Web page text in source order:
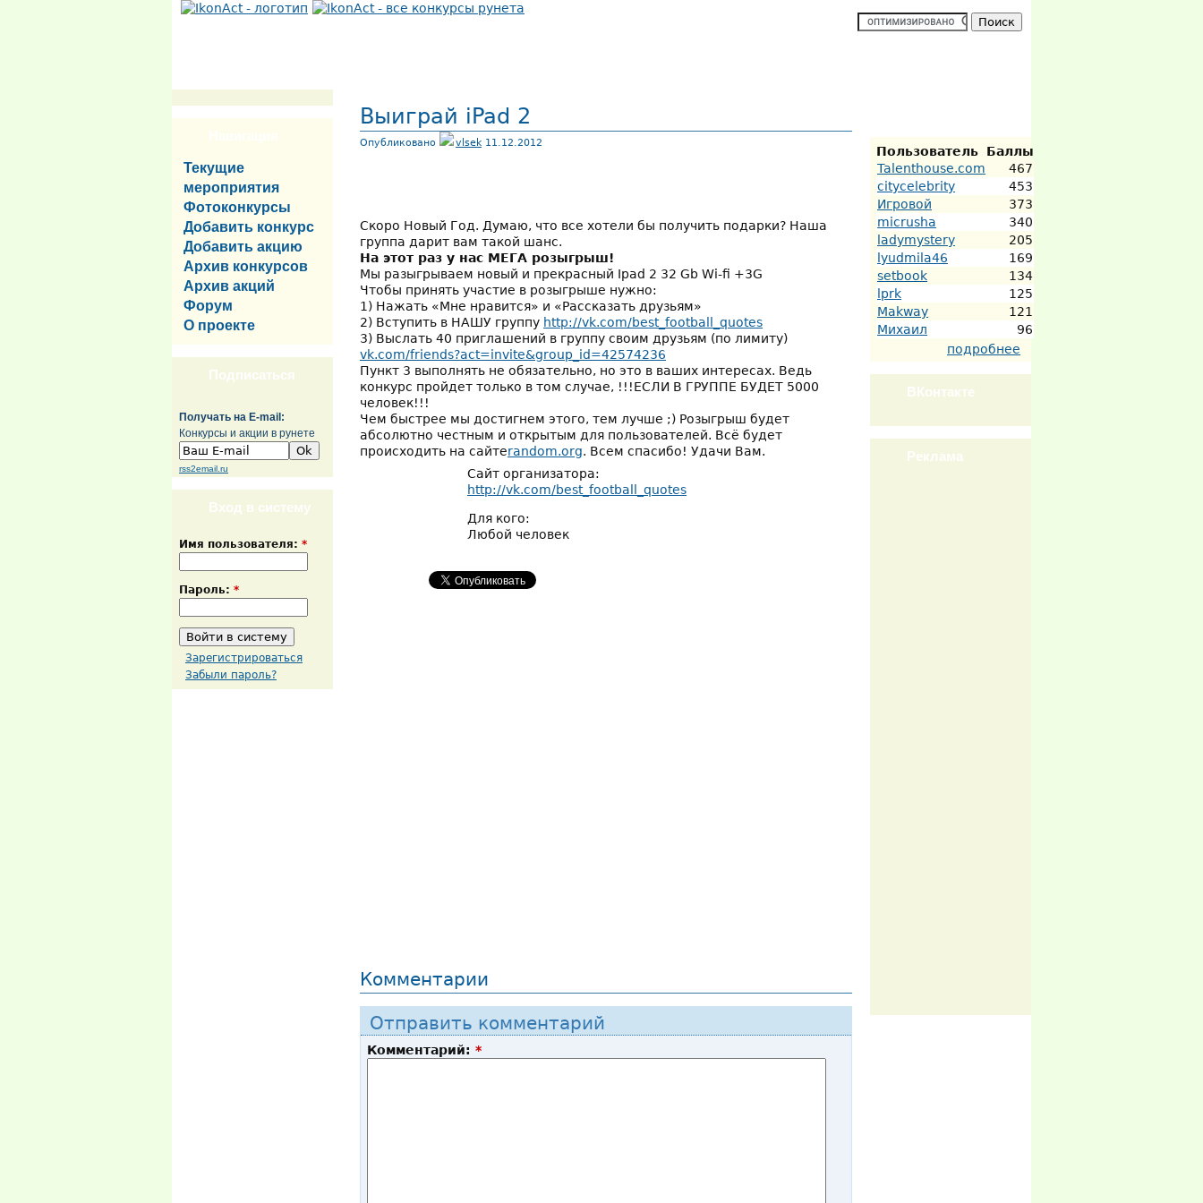
Выиграй iPad 2
Опубликовано vlsek 11.12.2012
Скоро Новый Год. Думаю, что все хотели бы получить подарки? Наша
группа дарит вам такой шанс.
На этот раз у нас МЕГА розыгрыш!
Мы разыгрываем новый и прекрасный Ipad 2 32 Gb Wi-fi +3G
Чтобы принять участие в розыгрыше нужно:
1) Нажать «Мне нравится» и «Рассказать друзьям»
2) Вступить в НАШУ группу http://vk.com/best_football_quotes
3) Выслать 40 приглашений в группу своим друзьям (по лимиту)
vk.com/friends?act=invite&group_id=42574236
Пункт 3 выполнять не обязательно, но это в ваших интересах. Ведь
конкурс пройдет только в том случае, !!!ЕСЛИ В ГРУППЕ БУДЕТ 5000
человек!!!
Чем быстрее мы достигнем этого, тем лучше ;) Розыгрыш будет
абсолютно честным и открытым для пользователей. Всё будет
происходить на сайтеrandom.org. Всем спасибо! Удачи Вам.
Сайт организатора:
http://vk.com/best_football_quotes
Для кого:
Любой человек
Комментарии
Отправить комментарий
Комментарий: *
Текущие
мероприятия
Фотоконкурсы
Добавить конкурс
Добавить акцию
Архив конкурсов
Архив акций
Форум
О проекте
Подписаться
Получать на E-mail:
Конкурсы и акции в рунете
rss2email.ru
Вход в систему
Имя пользователя: *
Пароль: *
Зарегистрироваться
Забыли пароль?
Пользователь
Баллы
Talenthouse.com
467
citycelebrity
453
Игровой
373
micrusha
340
ladymystery
205
lyudmila46
169
setbook
134
lprk
125
Makway
121
Михаил
96
подробнее
ВКонтакте
Реклама